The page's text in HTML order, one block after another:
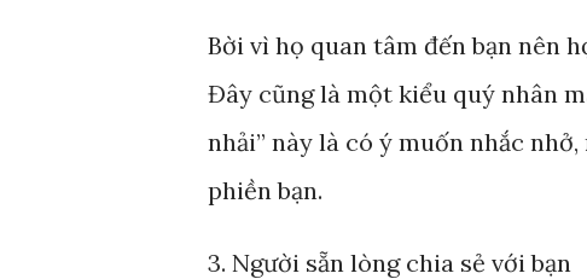
Bời vì họ quan tâm đến bạn nên
Đây cũng là một kiểu quý nhân
nhải” này là có ý muốn nhắc
phiền bạn.
3. Người sẵn lòng chia sẻ với bạn